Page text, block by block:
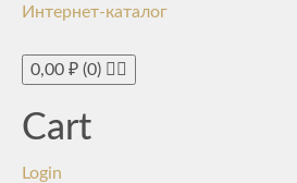
Интернет-каталог
0,00 ₽ (0)
Cart
Login